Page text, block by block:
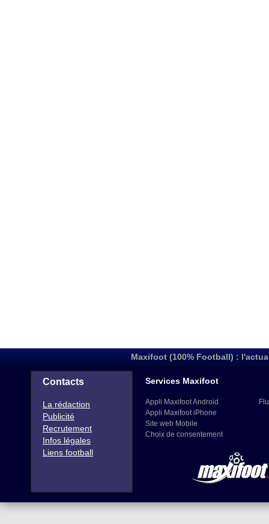
Maxifoot (100% Football) :
Contacts
La rédaction
Publicité
Recrutement
Infos légales
Liens football
Services Maxifoot
Appli Maxifoot Android
Appli Maxifoot iPhone
Site web Mobile
Choix de consentement